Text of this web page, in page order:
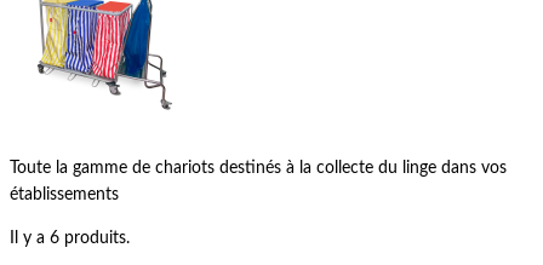
Toute la gamme de chariots destinés à la collecte du linge dans vos
établissements
Il y a 6 produits.